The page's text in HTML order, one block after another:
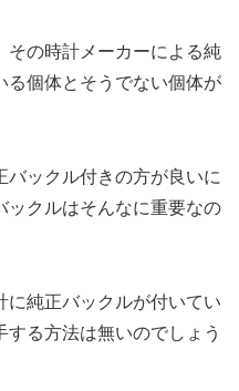
その時計メーカーによる純
る個体とそうでない個体が
バックル付きの方が良いに
ックルはそんなに重要なの
に純正バックルが付いてい
る方法は無いのでしょう